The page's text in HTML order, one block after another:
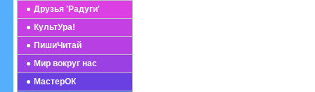
Друзья 'Радуги'
КультУра!
ПишиЧитай
Мир вокруг нас
МастерОК